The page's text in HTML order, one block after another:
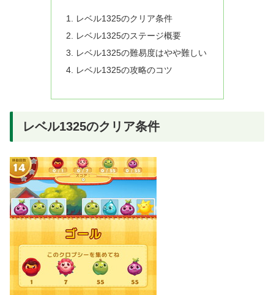
レベル1325のクリア条件
レベル1325のステージ概要
レベル1325の難易度はやや難しい
レベル1325の攻略のコツ
レベル1325のクリア条件